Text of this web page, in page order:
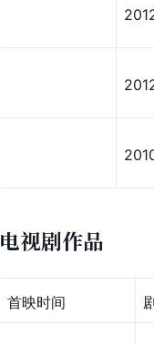
电视剧作品
首映时间